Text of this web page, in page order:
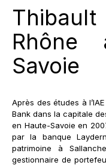
Savoie
Après des études à
Bank dans la capitale
en Haute-Savoie en
par la banque
patrimoine à
gestionnaire de